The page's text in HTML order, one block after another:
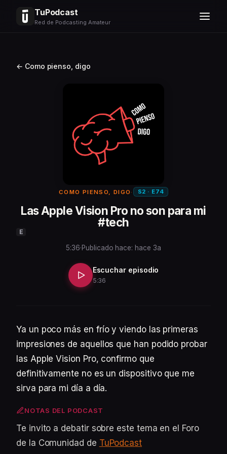
TuPodcast
Red de Podcasting Amateur
← Como pienso, digo
COMO PIENSO, DIGO · S2 · E74
Las Apple Vision Pro no son para mi
#tech
E
5:36·Publicado hace: hace 3a
Escuchar episodio
5:36
Ya un poco más en frío y viendo las primeras
impresiones de aquellos que han podido probar
las Apple Vision Pro, confirmo que
definitivamente no es un dispositivo que me
sirva para mi día a día.
NOTAS DEL PODCAST
Te invito a debatir sobre este tema en el Foro
de la Comunidad de TuPodcast